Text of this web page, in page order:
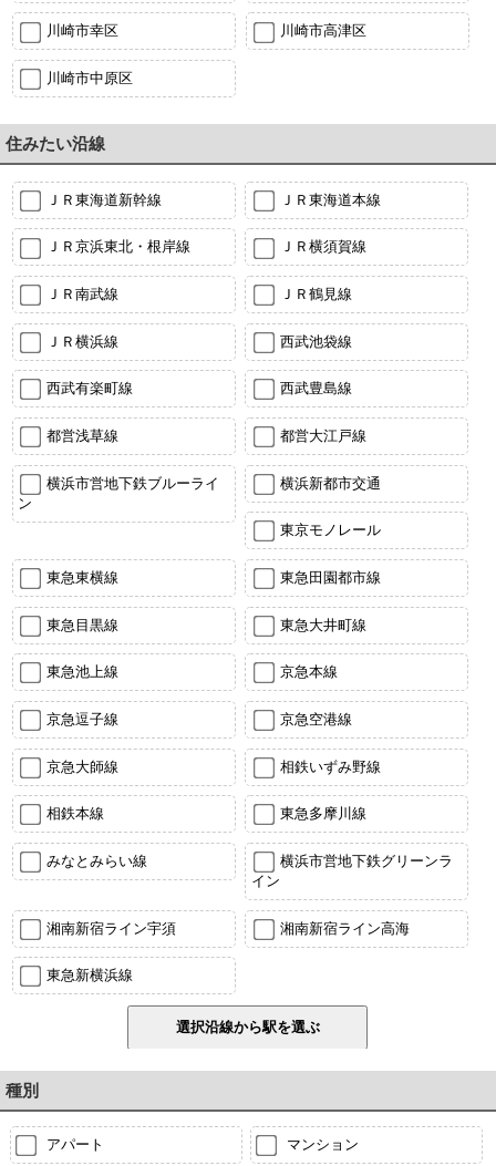
川崎市幸区 川崎市高津区
川崎市中原区
住みたい沿線
ＪＲ東海道新幹線 ＪＲ東海道本線
ＪＲ京浜東北・根岸線 ＪＲ横須賀線
ＪＲ南武線 ＪＲ鶴見線
ＪＲ横浜線 西武池袋線
西武有楽町線 西武豊島線
都営浅草線 都営大江戸線
横浜市営地下鉄ブルーライ
ン
横浜新都市交通
東京モノレール
東急東横線 東急田園都市線
東急目黒線 東急大井町線
東急池上線 京急本線
京急逗子線 京急空港線
京急大師線 相鉄いずみ野線
相鉄本線 東急多摩川線
みなとみらい線
横浜市営地下鉄グリーンラ
イン
湘南新宿ライン宇須 湘南新宿ライン高海
東急新横浜線
種別
アパート マンション